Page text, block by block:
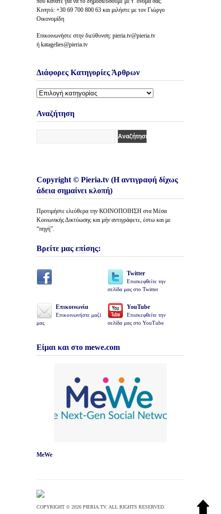
Κινητό: +30 69 700 800 63 και μιλήστε με τον Γιώργο
Οικονομίδη
Επικοινωνήστε στην διεύθυνση: pieria.tv@pieria.tv
ή katagelies@pieria.tv
Διάφορες Κατηγορίες Άρθρων
Διάφορες
Άρθρων
Αναζήτηση
Copyright © Pieria.tv (Η αντιγραφή δίχως
άδεια σημαίνει κλοπή)
Προτιμήστε ελεύθερα την ΚΟΙΝΟΠΟΙΗΣΗ στα Μέσα
Κοινωνικής Δικτύωσης και μήν αντιγράφετε, έστω και με
“πηγή”.
Βρείτε μας επίσης:
Twitter
Επισκεφθείτε την
σελίδα μας στο Twitter
Επικοινωνία
Επικοινωνήστε μαζί
μας
YouTube
Επισκεφθείτε την
σελίδα μας στο YouTube
Είμαι και στο mewe.com
MeWe
COPYRIGHT © 2026 PIERIA.TV. ALL RIGHTS RESERVED.